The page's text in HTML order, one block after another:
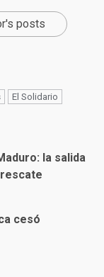
posts
El Solidario
la salida
cesó